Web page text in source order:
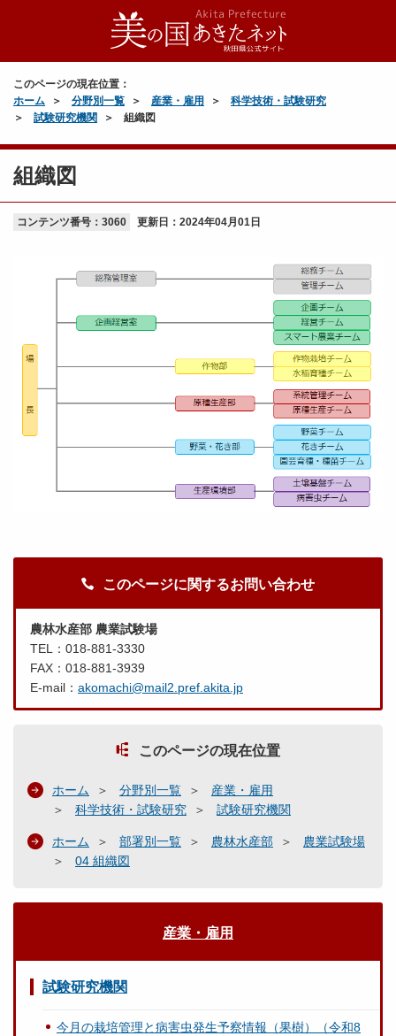
このページの現在位置：
ホーム
分野別一覧 産業・雇用
科学技術・試験研究
試験研究機関
組織図
組織図
コンテンツ番号：3060 更新日： 2024年04月01日
このページに関するお問い合わせ
農林水産部 農業試験場
TEL：018-881-3330
FAX：018-881-3939
E-mail： akomachi@mail2.pref.akita.jp
このページの現在位置
ホーム 分野別一覧
産業・雇用
科学技術・試験研究
試験研究機関
ホーム 部署別一覧 農林水産部
農業試験場
04 組織図
産業・雇用
試験研究機関
今月の栽培管理と病害虫発生予察情報（果樹）（令和8